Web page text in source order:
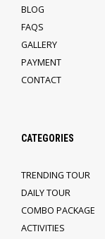
BLOG
FAQS
GALLERY
PAYMENT
CONTACT
CATEGORIES
TRENDING TOUR
DAILY TOUR
COMBO PACKAGE
ACTIVITIES